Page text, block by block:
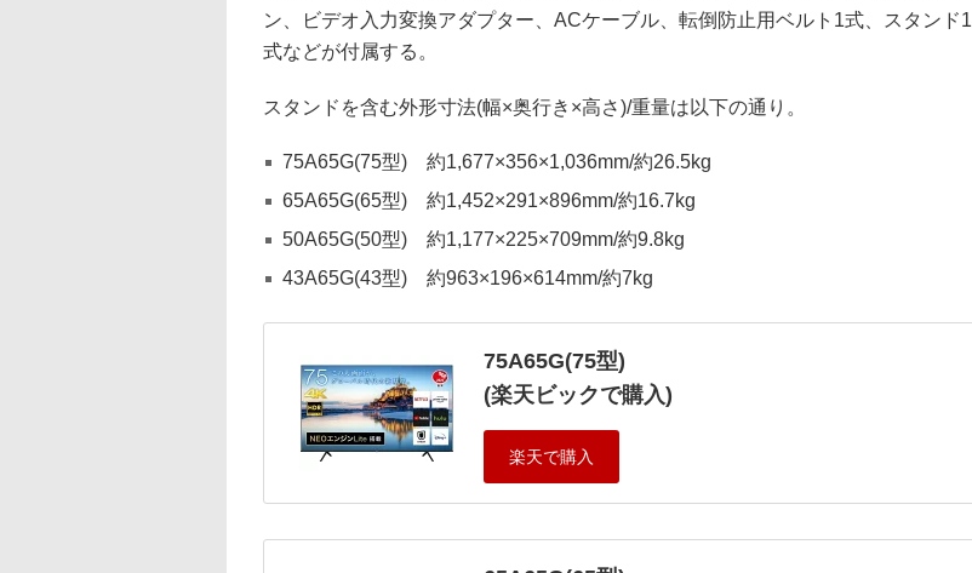
ン、ビデオ入力変換アダプター、ACケーブル、転倒防止用ベルト1式、スタンド1
式などが付属する。
スタンドを含む外形寸法(幅×奥行き×高さ)/重量は以下の通り。
75A65G(75型) 約1,677×356×1,036mm/約26.5kg
65A65G(65型) 約1,452×291×896mm/約16.7kg
50A65G(50型) 約1,177×225×709mm/約9.8kg
43A65G(43型) 約963×196×614mm/約7kg
75A65G(75型)
(楽天ビックで購入)